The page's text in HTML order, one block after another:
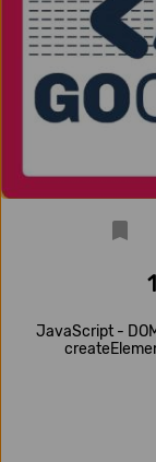
JavaScript -